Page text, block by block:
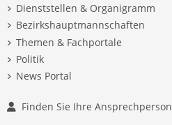
Dienststellen & Organigramm
Bezirkshauptmannschaften
Themen & Fachportale
Politik
News Portal
Finden Sie Ihre Ansprechperson